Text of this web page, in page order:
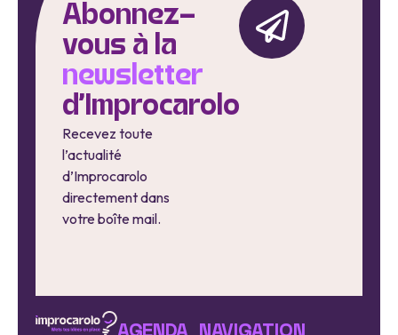
Abonnez-
vous à la
newsletter
d'Improcarolo
Recevez toute
l’actualité
d’Improcarolo
directement dans
votre boîte mail.